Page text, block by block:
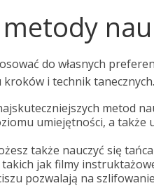
do własnych
i technik
metod
umiejętności, a także
także nauczyć się
jak filmy
pozwalają na